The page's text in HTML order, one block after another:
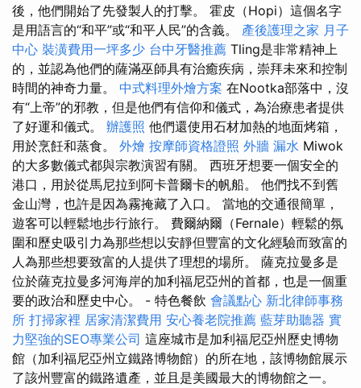
後，他們開始了先發製人的打擊。 霍皮（Hopi）這個名字
是用語言的“和平”或“和平人民”的含義。 產後護理之家 月子
中心 裝潢費用一坪多少 台中牙醫推薦 Tling是非常精神上
的，並認為他們的薩滿巫師具有治癒疾病，崇拜未來和控制
時間的神奇力量。 中式料理外燴方案 在Nootka部落中，沒
有“上帝”的邪教，但是他們有信仰和儀式，為治療患者提供
了好運和儀式。 辦護照 他們還使用石材加熱的地面烤箱，
用於烹飪和蒸食。 外燴 按摩師資格證照 外牆 漏水 Miwok
的大多數儀式都與宗教演習有關。 西班牙想要一個安全的
港口，用於從馬尼拉到阿卡普爾卡的帆船。 他們找不到舊
金山灣，也許是因為霧掩藏了入口。 當地的交通很簡單，
遊客可以輕鬆地步行旅行。 費爾納爾（Fernale）輕鬆的氛
圍和歷史吸引力為那些想以安靜但豐富的文化經驗而致富的
人為那些想要致富的人提供了理想的場所。 薩克拉曼多是
位於薩克拉曼多河海岸的加利福尼亞州的首都，也是一個重
要的政治和歷史中心。 - 特色餐飲 會議點心 新北律師事務
所 打掃家裡 居家清潔費用 安心養老院推薦 藍芽助聽器 實
力堅強的SEO專業公司 這座城市是加利福尼亞州歷史博物
館（加利福尼亞州立鐵路博物館）的所在地，該博物館展示
了該州豐富的鐵路遺產，並且是美國最大的博物館之一。